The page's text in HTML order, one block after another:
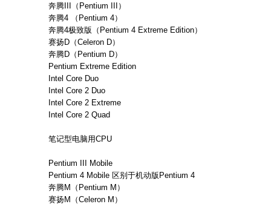
奔腾III（Pentium III）
奔腾4 （Pentium 4）
奔腾4极致版（Pentium 4 Extreme Edition）
赛扬D（Celeron D）
奔腾D（Pentium D）
Pentium Extreme Edition
Intel Core Duo
Intel Core 2 Duo
Intel Core 2 Extreme
Intel Core 2 Quad
笔记型电脑用CPU
Pentium III Mobile
Pentium 4 Mobile 区别于机动版Pentium 4
奔腾M（Pentium M）
赛扬M（Celeron M）